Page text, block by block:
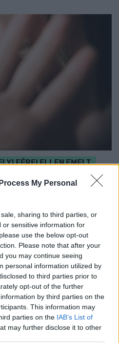
My Personal
sharing to third parties, or
or sensitive information for
use the below opt-out
Please note that after your
you may continue seeing
personal information utilized by
to third parties prior to
opt-out of the further
by third parties on the
This information may
parties on the IAB’s List of
may further disclose it to other
FÉRFI ELLEN EMELT
áldozatát.